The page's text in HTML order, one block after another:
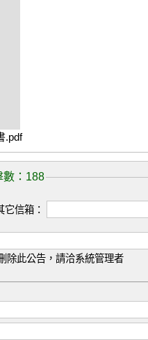
.pdf
數：188
它信箱：
除此公告，請洽系統管理者